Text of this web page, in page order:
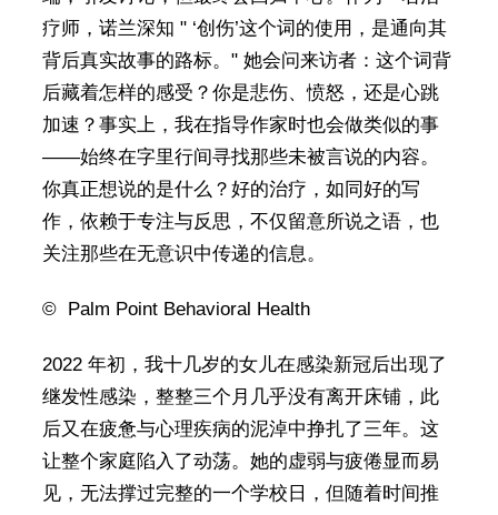
疗师，诺兰深知 " ‘创伤’这个词的使用，是通向其
背后真实故事的路标。" 她会问来访者：这个词背
后藏着怎样的感受？你是悲伤、愤怒，还是心跳
加速？事实上，我在指导作家时也会做类似的事
——始终在字里行间寻找那些未被言说的内容。
你真正想说的是什么？好的治疗，如同好的写
作，依赖于专注与反思，不仅留意所说之语，也
关注那些在无意识中传递的信息。
© Palm Point Behavioral Health
2022 年初，我十几岁的女儿在感染新冠后出现了
继发性感染，整整三个月几乎没有离开床铺，此
后又在疲惫与心理疾病的泥淖中挣扎了三年。这
让整个家庭陷入了动荡。她的虚弱与疲倦显而易
见，无法撑过完整的一个学校日，但随着时间推